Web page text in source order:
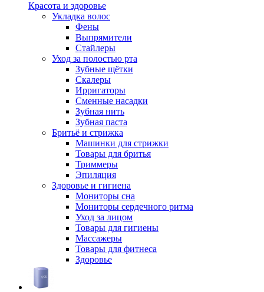
Красота и здоровье
Укладка волос
Фены
Выпрямители
Стайлеры
Уход за полостью рта
Зубные щётки
Скалеры
Ирригаторы
Сменные насадки
Зубная нить
Зубная паста
Бритьё и стрижка
Машинки для стрижки
Товары для бритья
Триммеры
Эпиляция
Здоровье и гигиена
Мониторы сна
Мониторы сердечного ритма
Уход за лицом
Товары для гигиены
Массажеры
Товары для фитнеса
Здоровье